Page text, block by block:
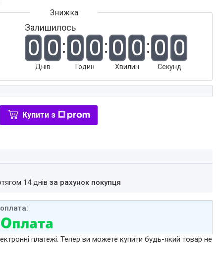
Залишилось
0 0
Днів
0 0
Годин
0 0
Хвилин
0 0
Секунд
Купити з
14 днівза рахунок покупця
платежі. Тепер ви можете купити будь-який товар не